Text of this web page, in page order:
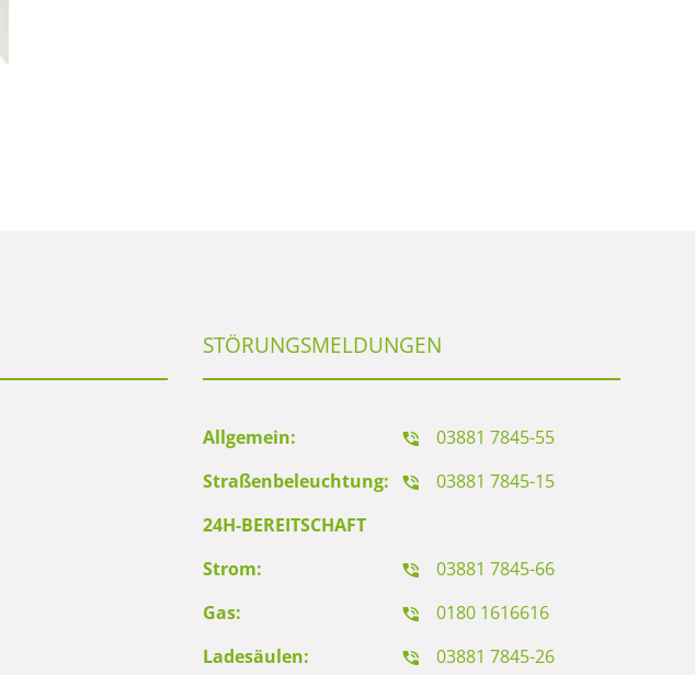
STÖRUNGSMELDUNGEN
Allgemein:
03881 7845-55
Straßenbeleuchtung:
03881 7845-15
24H-BEREITSCHAFT
Strom:
03881 7845-66
Gas:
0180 1616616
Ladesäulen:
03881 7845-26